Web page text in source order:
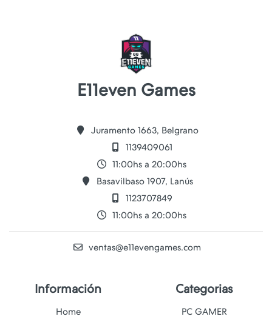
E11even Games
Juramento 1663, Belgrano
1139409061
11:00hs a 20:00hs
Basavilbaso 1907, Lanús
1123707849
11:00hs a 20:00hs
ventas@e11evengames.com
Información
Home
Categorias
PC GAMER